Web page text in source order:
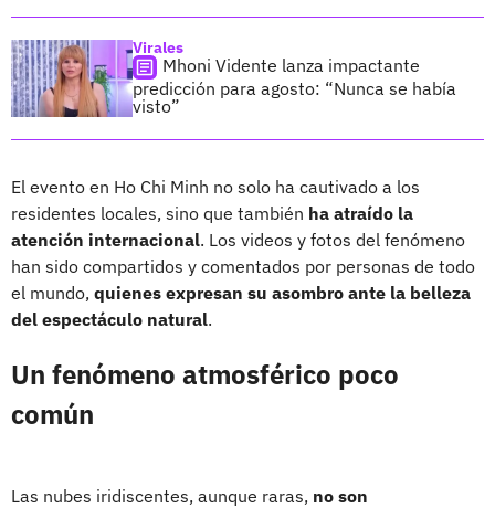
Virales
Mhoni Vidente lanza impactante
predicción para agosto: “Nunca se había
visto”
El evento en Ho Chi Minh no solo ha cautivado a los
residentes locales, sino que también ha atraído la
atención internacional. Los videos y fotos del fenómeno
han sido compartidos y comentados por personas de todo
el mundo, quienes expresan su asombro ante la belleza
del espectáculo natural.
Un fenómeno atmosférico poco
común
Las nubes iridiscentes, aunque raras, no son